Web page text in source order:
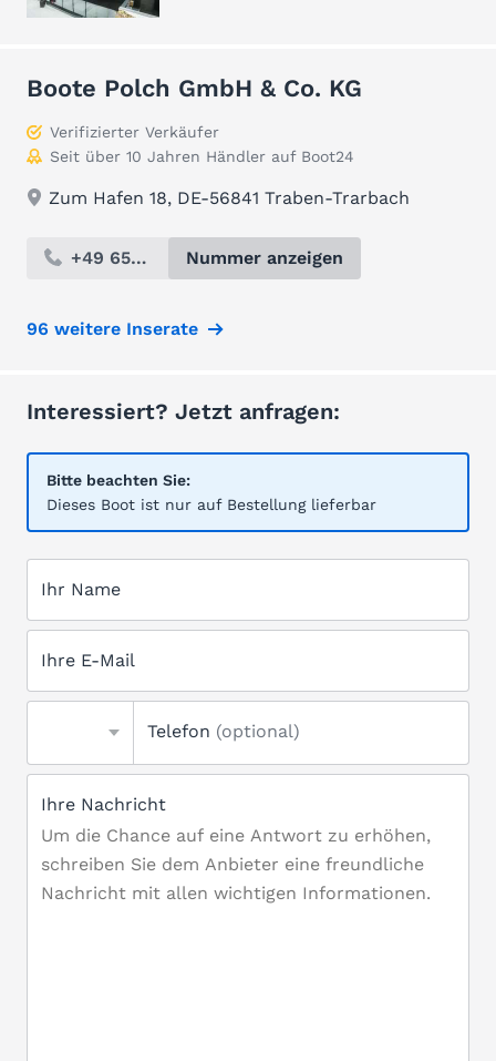
Boote Polch GmbH & Co. KG
Verifizierter Verkäufer
Seit über 10 Jahren Händler auf Boot24
Zum Hafen 18, DE-56841 Traben-Trarbach
+49 654... Nummer anzeigen
96 weitere Inserate
Interessiert? Jetzt anfragen:
Bitte beachten Sie:
Dieses Boot ist nur auf Bestellung lieferbar
Ihr Name
Ihre E-Mail
Telefon (optional)
Ihre Nachricht